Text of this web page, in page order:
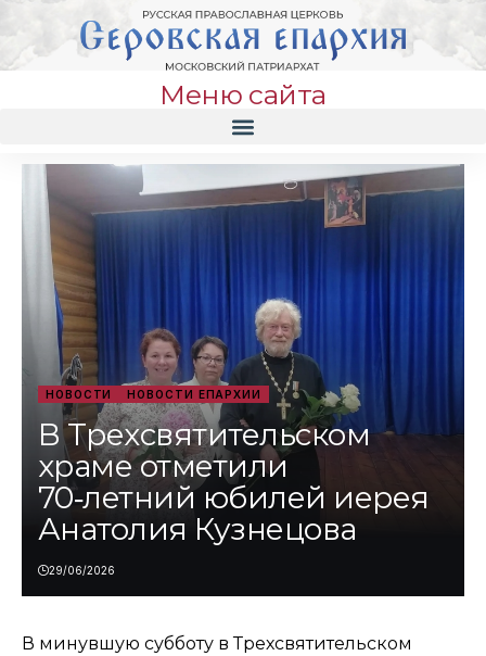
Меню сайта
НОВОСТИ НОВОСТИ ЕПАРХИИ
В Трехсвятительском
храме отметили
70‑летний юбилей иерея
Анатолия Кузнецова
29/06/2026
В минувшую субботу в Трехсвятительском